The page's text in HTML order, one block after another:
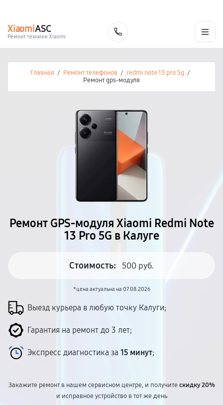
XiaomiASC
Ремонт техники Xiaomi
Главная / Ремонт телефонов / redmi note 13 pro 5g /
Ремонт gps-модуля
Ремонт GPS-модуля Xiaomi Redmi Note
13 Pro 5G в Калуге
Стоимость: 500 руб.
*цена актуальна на 07.08.2026
Выезд курьера в любую точку Калуги;
Гарантия на ремонт до 3 лет;
Экспресс диагностика за 15 минут;
Закажите ремонт в нашем сервисном центре, и получитескидку 20%
и исправное устройство в тот же день